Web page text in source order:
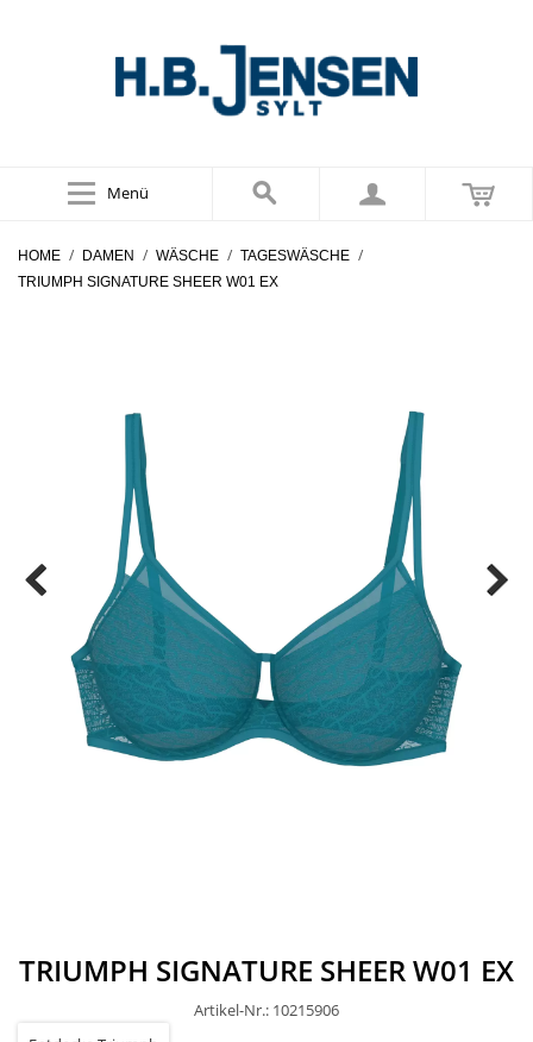
Menü
HOME / DAMEN / WÄSCHE / TAGESWÄSCHE /
TRIUMPH SIGNATURE SHEER W01 EX
TRIUMPH SIGNATURE SHEER W01 EX
Artikel-Nr.: 10215906